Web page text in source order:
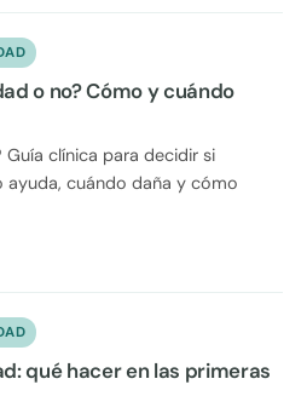
o no? Cómo y cuándo
clínica para decidir si
cuándo daña y cómo
qué hacer en las primeras